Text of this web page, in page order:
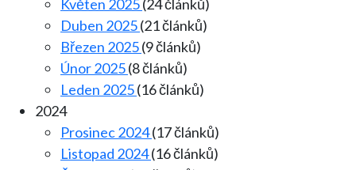
Květen 2025(24 článků)
Duben 2025(21 článků)
Březen 2025(9 článků)
Únor 2025(8 článků)
Leden 2025(16 článků)
2024
Prosinec 2024(17 článků)
Listopad 2024(16 článků)